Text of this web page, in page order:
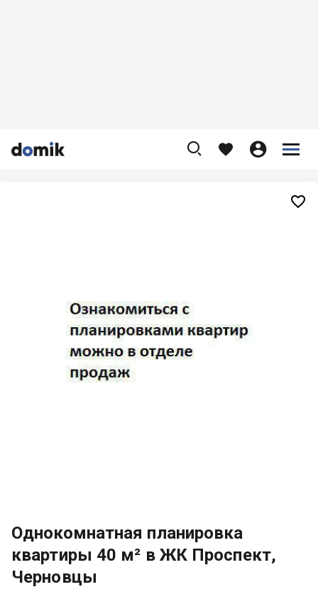


    


Однокомнатная планировка
квартиры 40 м² в ЖК Проспект,
Черновцы
